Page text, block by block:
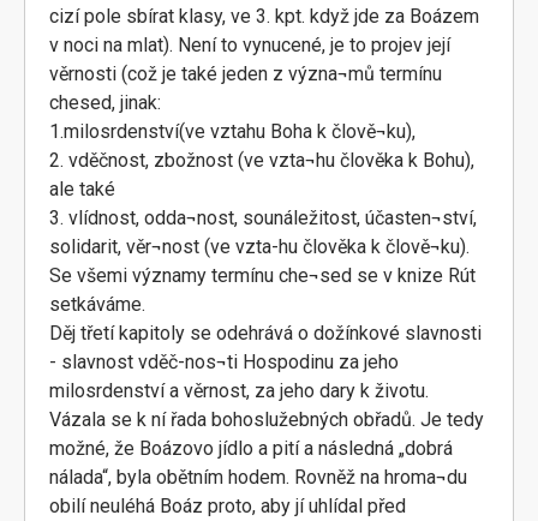
cizí pole sbírat klasy, ve 3. kpt. když jde za Boázem
v noci na mlat). Není to vynucené, je to projev její
věrnosti (což je také jeden z význa¬mů termínu
chesed, jinak:
1.milosrdenství(ve vztahu Boha k člově¬ku),
2. vděčnost, zbožnost (ve vzta¬hu člověka k Bohu),
ale také
3. vlídnost, odda¬nost, sounáležitost, účasten¬ství,
solidarit, věr¬nost (ve vzta-hu člověka k člově¬ku).
Se všemi významy termínu che¬sed se v knize Rút
setkáváme.
Děj třetí kapitoly se odehrává o dožínkové slavnosti
- slavnost vděč-nos¬ti Hospodinu za jeho
milosrdenství a věrnost, za jeho dary k životu.
Vázala se k ní řada bohoslužebných obřadů. Je tedy
možné, že Boázovo jídlo a pití a následná „dobrá
nálada“, byla obětním hodem. Rovněž na hroma¬du
obilí neuléhá Boáz proto, aby jí uhlídal před